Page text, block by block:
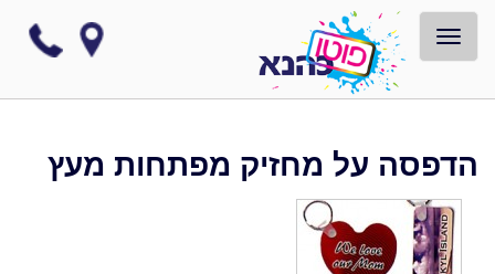
TOGGLE NAVIGATION
הדפסה על מחזיק מפתחות מעץ